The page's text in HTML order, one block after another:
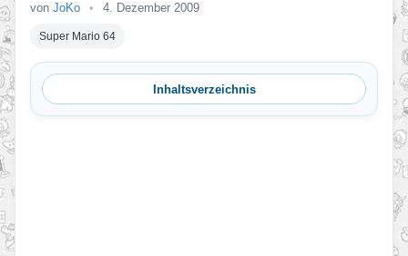
von JoKo • 4. Dezember 2009
Super Mario 64
Inhaltsverzeichnis